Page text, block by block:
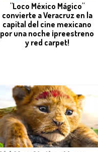
"Loco México Mágico"
convierte a Veracruz en la
capital del cine mexicano
por una noche ¡preestreno
y red carpet!